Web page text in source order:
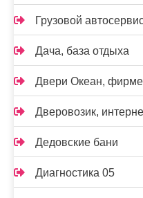
Грузовой
Дача, база отдыха
Двери Океан,
Дверовозик,
Дедовские бани
Диагностика 05